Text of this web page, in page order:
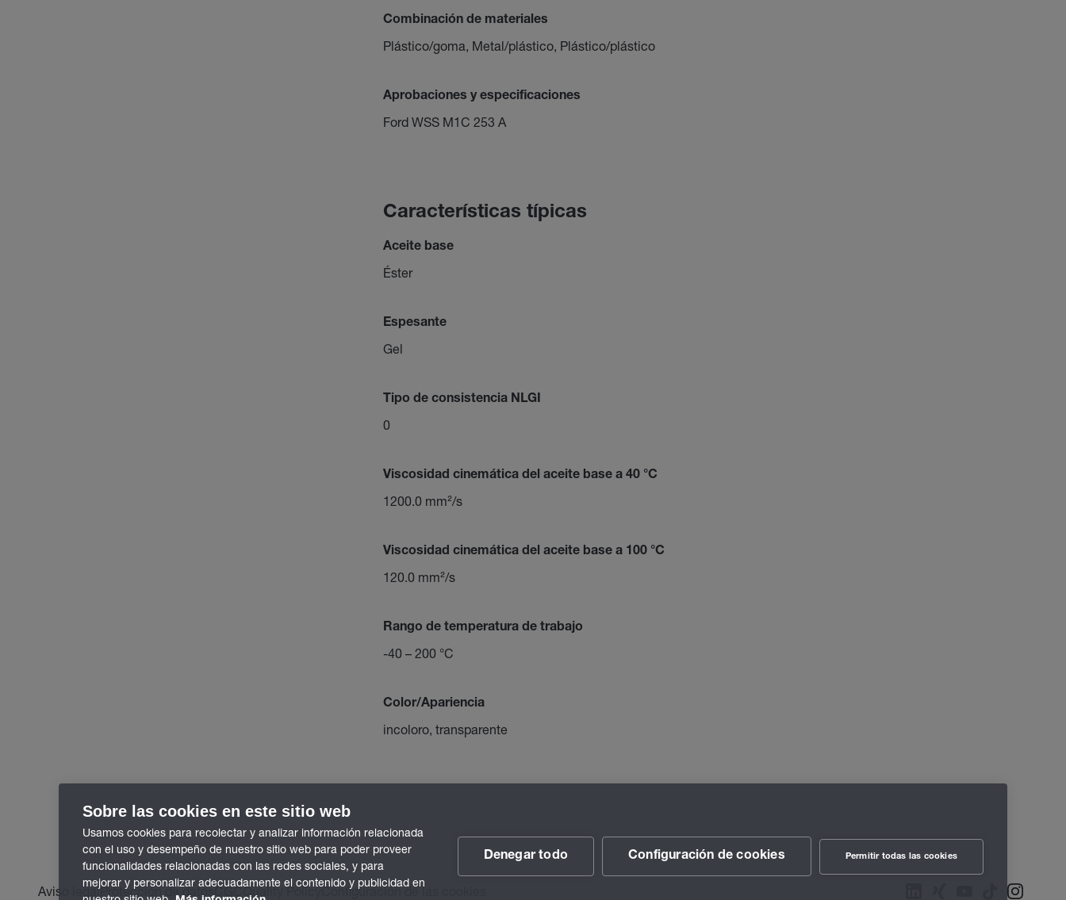
Combinación de materiales
Plástico/goma, Metal/plástico, Plástico/plástico
Aprobaciones y especificaciones
Ford WSS M1C 253 A
Características típicas
Aceite base
Éster
Espesante
Gel
Tipo de consistencia NLGI
0
Viscosidad cinemática del aceite base a 40 °C
1200.0 mm²/s
Viscosidad cinemática del aceite base a 100 °C
120.0 mm²/s
Rango de temperatura de trabajo
-40 – 200 °C
Color/Apariencia
incoloro, transparente
Aviso legalProtección de datosCGCQuality PolicyConfiguración de las cookies
Sobre las cookies en este sitio web
Usamos cookies para recolectar y analizar información relacionada
con el uso y desempeño de nuestro sitio web para poder proveer
funcionalidades relacionadas con las redes sociales, y para
mejorar y personalizar adecuadamente el contenido y publicidad en
Denegar todo Configuración de cookies Permitir todas las cookies